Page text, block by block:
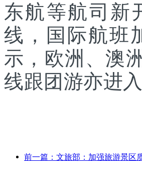
东航等航司新
线，国际航班
示，欧洲、澳
线跟团游亦进